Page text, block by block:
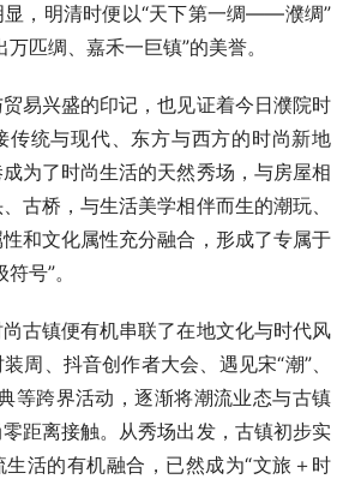
显，明清时便以“天下第一绸——濮绸”
匹绸、嘉禾一巨镇”的美誉。
易兴盛的印记，也见证着今日濮院时
传统与现代、东方与西方的时尚新地
为了时尚生活的天然秀场，与房屋相
古桥，与生活美学相伴而生的潮玩、
和文化属性充分融合，形成了专属于
号”。
古镇便有机串联了在地文化与时代风
周、抖音创作者大会、遇见宋“潮”、
等跨界活动，逐渐将潮流业态与古镇
距离接触。从秀场出发，古镇初步实
活的有机融合，已然成为“文旅＋时